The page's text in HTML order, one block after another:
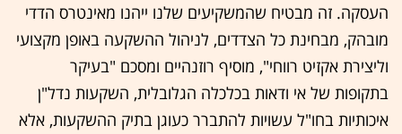
העסקה. זה מבטיח שהמשקיעים שלנו ייהנו מאינטרס הדדי
מובהק, מבחינת כל הצדדים, לניהול ההשקעה באופן מקצועי
וליצירת אקזיט רווחי", מוסיף רוזנהיים ומסכם "בעיקר
בתקופות של אי ודאות בכלכלה הגלובלית, השקעות נדל"ן
איכותיות בחו"ל עשויות להתברר כעוגן בתיק ההשקעות, אלא